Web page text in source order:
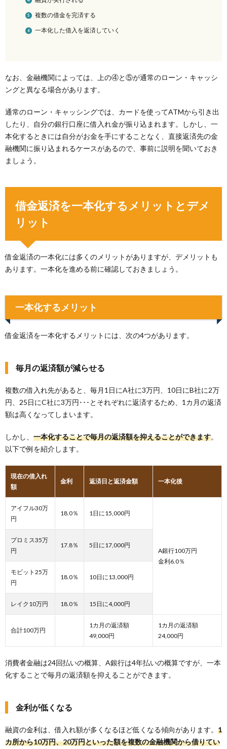
複数の借金を完済する
一本化した借入を返済していく
なお、金融機関によっては、上の④と⑤が通常のローン・キャッシ
ングと異なる場合があります。
通常のローン・キャッシングでは、カードを使ってATMから引き出
したり、自分の銀行口座に借入れ金が振り込まれます。しかし、一
本化するときには自分がお金を手にすることなく、直接返済先の金
融機関に振り込まれるケースがあるので、事前に説明を聞いておき
ましょう。
借金返済を一本化するメリットとデメ
リット
借金返済の一本化には多くのメリットがありますが、デメリットも
あります。一本化を進める前に確認しておきましょう。
一本化するメリット
借金返済を一本化するメリットには、次の4つがあります。
毎月の返済額が減らせる
複数の借入れ先があると、毎月1日にA社に3万円、10日にB社に2万
円、25日にC社に3万円･･･とそれぞれに返済するため、1カ月の返済
額は高くなってしまいます。
しかし、 一本化することで毎月の返済額を抑えることができます。
以下で例を紹介します。
現在の借入れ
額
金利 返済日と返済金額 一本化後
アイフル30万
円
18.0％ 1日に15,000円
A銀行100万円
金利6.0％
プロミス35万
円
17.8％ 5日に17,000円
モビット25万
円
18.0％ 10日に13,000円
レイク10万円 18.0％ 15日に4,000円
合計100万円
1カ月の返済額
49,000円
1カ月の返済額
24,000円
消費者金融は24回払いの概算、A銀行は4年払いの概算ですが、一本
化することで毎月の返済額を抑えることができます。
金利が低くなる
融資の金利は、借入れ額が多くなるほど低くなる傾向があります。 1
カ所から10万円、20万円といった額を複数の金融機関から借りてい